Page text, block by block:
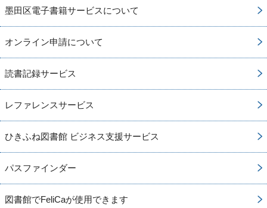
墨田区電子書籍サービスについて
オンライン申請について
読書記録サービス
レファレンスサービス
ひきふね図書館 ビジネス支援サービス
パスファインダー
図書館でFeliCaが使用できます